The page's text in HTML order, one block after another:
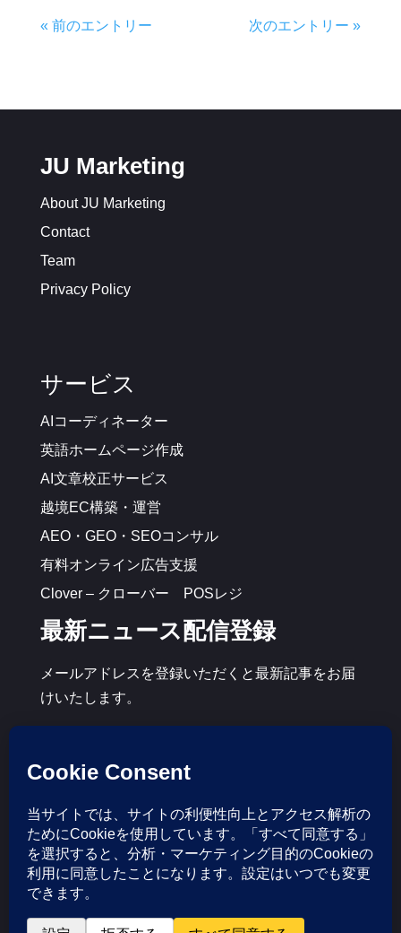
« 前のエントリー 次のエントリー »
JU Marketing
About JU Marketing
Contact
Team
Privacy Policy
サービス
AIコーディネーター
英語ホームページ作成
AI文章校正サービス
越境EC構築・運営
AEO・GEO・SEOコンサル
有料オンライン広告支援
Clover – クローバー POSレジ
最新ニュース配信登録
メールアドレスを登録いただくと最新記事をお届
けいたします。
Follow Us